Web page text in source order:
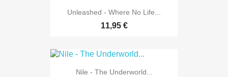
Unleashed - Where No Life...
11,95 €
Nile - The Underworld...